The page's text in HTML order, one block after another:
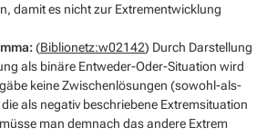
damit es nicht zur Extrementwicklung
(Biblionetz:w02142) Durch Darstellung
als binäre Entweder-Oder-Situation wird
keine Zwischenlösungen (sowohl-als-
als negativ beschriebene Extremsituation
man demnach das andere Extrem